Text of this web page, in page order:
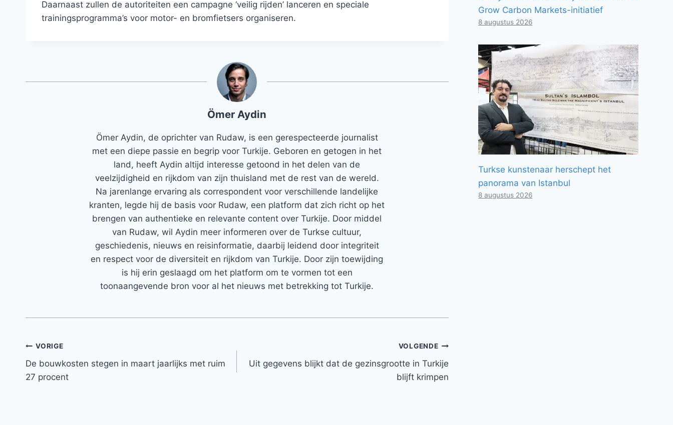
Daarnaast zullen de autoriteiten een campagne ‘veilig rijden’ lanceren en speciale
trainingsprogramma’s voor motor- en bromfietsers organiseren.
Ömer Aydin
Ömer Aydin, de oprichter van Rudaw, is een gerespecteerde journalist
met een diepe passie en begrip voor Turkije. Geboren en getogen in het
land, heeft Aydin altijd interesse getoond in het delen van de
veelzijdigheid en rijkdom van zijn thuisland met de rest van de wereld.
Na jarenlange ervaring als correspondent voor verschillende landelijke
kranten, legde hij de basis voor Rudaw, een platform dat zich richt op het
brengen van authentieke en relevante content over Turkije. Door middel
van Rudaw, wil Aydin meer informeren over de Turkse cultuur,
geschiedenis, nieuws en reisinformatie, daarbij leidend door integriteit
en respect voor de diversiteit en rijkdom van Turkije. Door zijn toewijding
is hij erin geslaagd om het platform om te vormen tot een
toonaangevende bron voor al het nieuws met betrekking tot Turkije.
Bericht
navigatie
VORIGE
De bouwkosten stegen in maart jaarlijks met ruim
27 procent
VOLGENDE
Uit gegevens blijkt dat de gezinsgrootte in Turkije
blijft krimpen
Grow Carbon Markets-initiatief
8 augustus 2026
Turkse kunstenaar herschept het
panorama van Istanbul
8 augustus 2026